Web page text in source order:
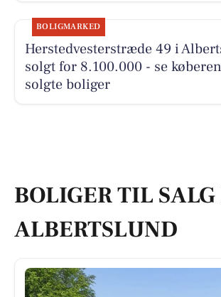
BOLIGMARKED
Herstedvesterstræde 49 i
solgt for 8.100.000 - se
solgte boliger
BOLIGER TIL
ALBERTSLUND